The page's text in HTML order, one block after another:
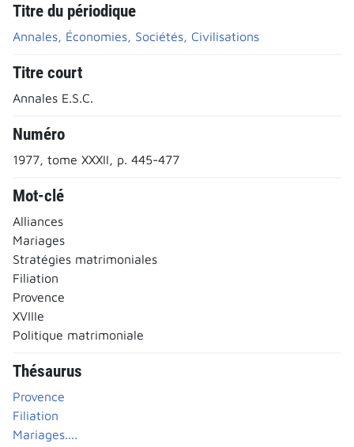
Titre du périodique
Annales, Économies, Sociétés, Civilisations
Titre court
Annales E.S.C.
Numéro
1977, tome XXXII, p. 445-477
Mot-clé
Alliances
Mariages
Stratégies matrimoniales
Filiation
Provence
XVIIIe
Politique matrimoniale
Thésaurus
Provence
Filiation
Mariages....